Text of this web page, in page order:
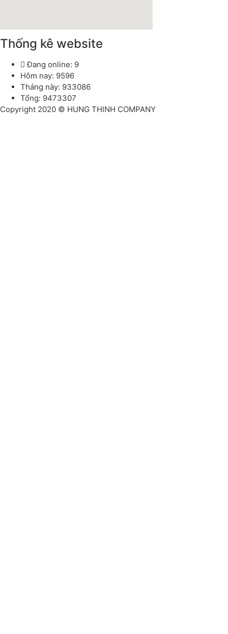
Thống kê website
Đang online: 9
Hôm nay: 9596
Tháng này: 933086
Tổng: 9473307
Copyright 2020 © HUNG THINH COMPANY